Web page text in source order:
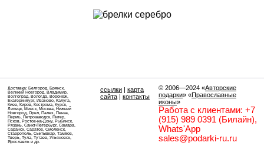
Доставка: Белгород, Брянск,
Великий Новгород, Владимир,
Волгоград, Вологда, Воронеж,
Екатеринбург, Иваново, Калуга,
Киев, Киров, Кострома, Курск,
Липецк, Минск, Москва, Нижний
Новгород, Орел, Палех, Пенза,
Пермь, Петрозаводск, Питер,
Псков, Ростов-на-Дону, Рыбинск,
Рязань, Санкт-Петербург, Самара,
Саранск, Саратов, Смоленск,
Ставрополь, Сыктывкар, Тамбов,
Тверь, Тула, Тутаев, Ульяновск,
Ярославль и др.
ссылки | карта
сайта | контакты
© 2006—2024 «Авторские
подарки» «Православные
иконы»
Работа с клиентами: +7
(915) 989 0391 (Билайн),
Whats'App
sales@podarki-ru.ru